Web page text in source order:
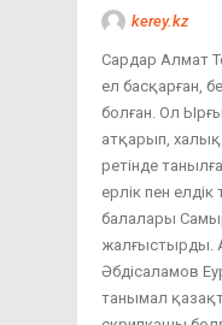
kerey.kz
Сардар Алмат
ел басқарған,
болған. Ол
атқарып,
ретінде
ерлік пен
балалары
жалғыстырды.
Әбдісаламов
танымал